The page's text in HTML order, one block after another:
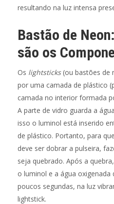
resultando na luz intensa
Bastão de
são os
Os lightsticks (ou bastões de
por uma camada de plástico
camada no interior formada
A parte de vidro guarda a
isso o luminol está inserido
de plástico. Portanto, para
deve ser dobrar a pulseira,
seja quebrado. Após a
o luminol e a água oxigenada
poucos segundas, na luz
lightstick.